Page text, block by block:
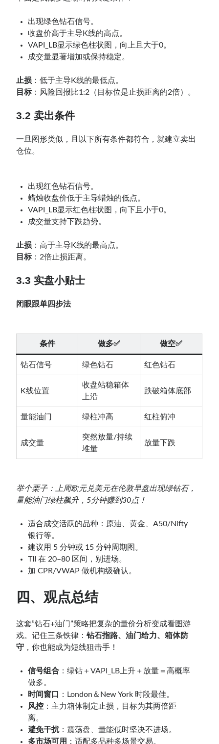
出现绿色钻石信号。
收盘价高于主导K线的高点。
VAPI_LB显示绿色柱状图，向上且大于0。
成交量显著增加或保持稳定。
止损 ：低于主导K线的最低点。
目标：风险回报比1:2（目标位是止损距离的2倍）。
3.2 卖出条件
一旦图形类似，且以下所有条件都符合，就建立卖出
仓位。
出现红色钻石信号。
蜡烛收盘价低于主导蜡烛的低点。
VAPI_LB显示红色柱状图，向下且小于0。
成交量支持下跌趋势。
止损 ：高于主导K线的最高点。
目标：2倍止损距离。
3.3 实盘小贴士
闭眼跟单四步法
条件 做多✅ 做空✅
钻石信号 绿色钻石 红色钻石
K线位置
收盘站稳箱体
上沿
跌破箱体底部
量能油门 绿柱冲高 红柱俯冲
成交量
突然放量/持续
堆量
放量下跌
举个栗子：上周欧元兑美元在伦敦早盘出现绿钻石，
量能油门绿柱飙升，5分钟赚到30点！
适合成交活跃的品种：原油、黄金、A50/Nifty
银行等。
建议用 5 分钟或 15 分钟周期图。
TII 在 20–80 区间，别进场。
加 CPR/VWAP 做机构级确认。
四、观点总结
这套”钻石+油门”策略把复杂的量价分析变成看图游
戏。记住三条铁律：钻石指路、油门给力、箱体防
守 ，你也能成为短线狙击手！
信号组合 ：绿钻＋VAPI_LB上升＋放量＝高概率
做多。
时间窗口
：London＆New York 时段最佳。
风控 ：主力箱体制定止损，目标为其两倍距
离。
避免干扰：震荡盘、量能低时坚决不进场。
多市场可用
：适配多品种多场景交易。